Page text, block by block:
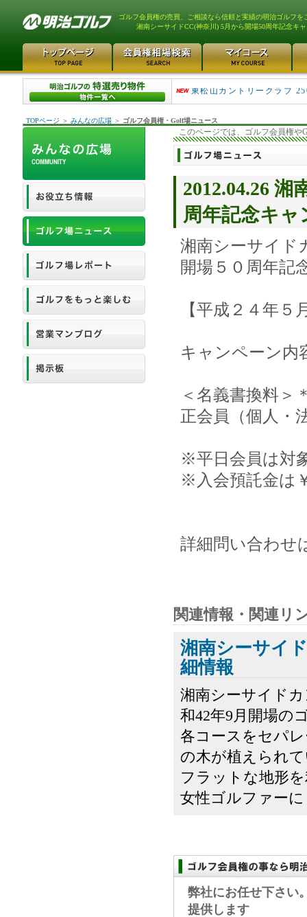
ゴルフ会員権の売買、ご相談なら信頼と実績の明治ゴルフを
湘南シーサイドCC(神奈川) 5月から開場50周年記念キ
平塚富士見カントリーク
東松山カントリークラブ
TOPページ ＞ みんなの広場 ＞ ゴルフ会員権・Golf場ニュース
このページでは、ゴルフ会員権や
2012.04.26
周年記念キャ
湘南シーサイド
開場５０周年記
【平成２４年
キャンペーン内
＜名義書換料＞
正会員（個人
※平日会員は対
※入会預託金は
詳細問い合わせ
関連情報・関連リ
湘南シーサイ
細情報
湘南シーサイド
和42年9月開場の
各コースをセパ
の木が植えられ
フラットな地形
女性ゴルファー
弊社にお任せ下さい
提供します